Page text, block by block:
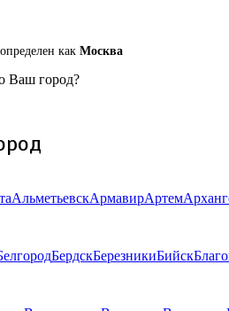
как Москва
Ваш город?
АльметьевскАрмавирАртем
БердскБерезникиБийск